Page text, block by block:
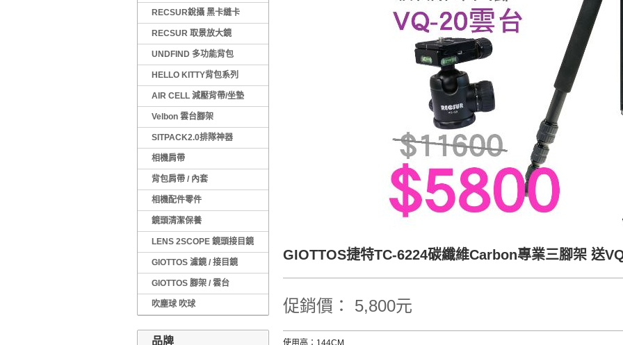
RECSUR銳攝 黑卡縫卡
RECSUR 取景放大鏡
UNDFIND 多功能背包
HELLO KITTY背包系列
AIR CELL 減壓背帶/坐墊
Velbon 雲台腳架
SITPACK2.0排隊神器
相機肩帶
背包肩帶 / 內套
相機配件零件
鏡頭清潔保養
LENS 2SCOPE 鏡頭接目鏡
GIOTTOS 濾鏡 / 接目鏡
GIOTTOS 腳架 / 雲台
吹塵球 吹球
品牌
GIOTTOS捷特TC-6224碳纖維Carbon專業三腳架 送
促銷價： 5,800元
使用高：144CM